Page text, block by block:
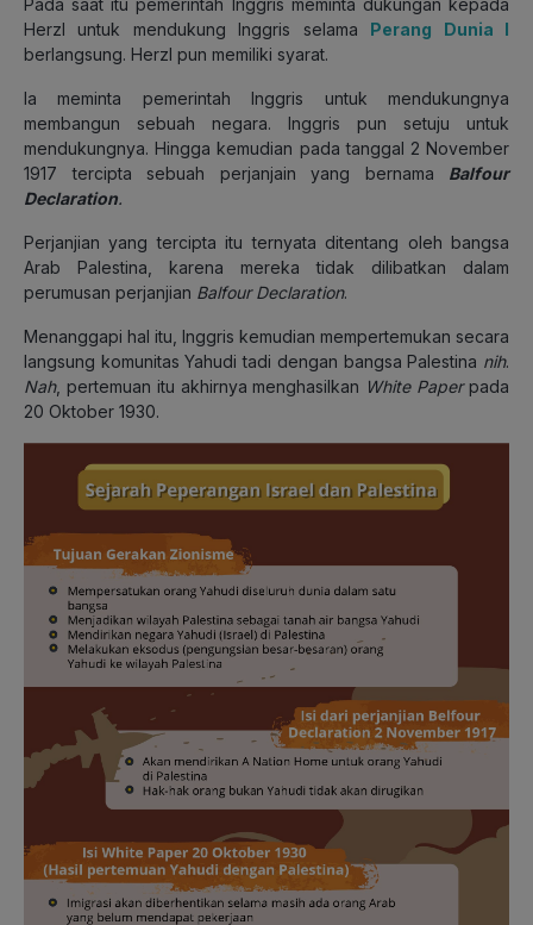
Herzl untuk mendukung Inggris selama Perang Dunia I
berlangsung. Herzl pun memiliki syarat.
Ia meminta pemerintah Inggris untuk mendukungnya
membangun sebuah negara. Inggris pun setuju untuk
mendukungnya. Hingga kemudian pada tanggal 2 November
1917 tercipta sebuah perjanjain yang bernama Balfour
Declaration.
Perjanjian yang tercipta itu ternyata ditentang oleh bangsa
Arab Palestina, karena mereka tidak dilibatkan dalam
perumusan perjanjian Balfour Declaration.
Menanggapi hal itu, Inggris kemudian mempertemukan secara
langsung komunitas Yahudi tadi dengan bangsa Palestina nih.
Nah, pertemuan itu akhirnya menghasilkan White Paperpada
20 Oktober 1930.